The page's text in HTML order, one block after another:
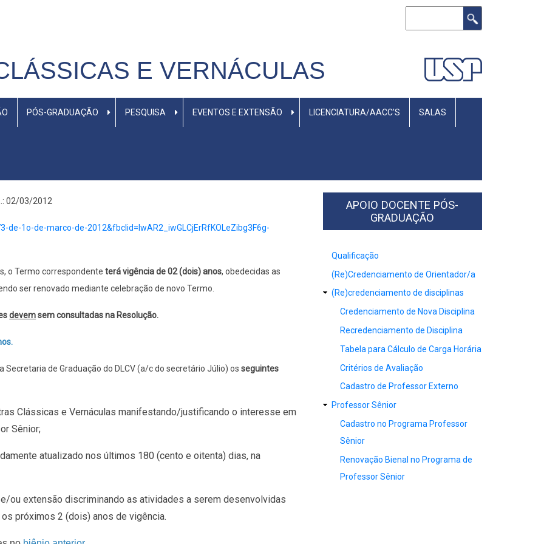
E VERNÁCULAS
PÓS-GRADUAÇÃO PESQUISA EVENTOS E EXTENSÃO LICENCIATURA/AACC'S SALAS
02/03/2012
1o-de-marco-de-2012&fbclid=IwAR2_iwGLCjErRfKOLeZibg3F6g-
o Termo correspondente terá vigência de 02 (dois) anos, obedecidas as
ser renovado mediante celebração de novo Termo.
devemsem consultadas ​​​​​​​na Resolução.
Secretaria de Graduação do DLCV (a/c do secretário Júlio) os seguintes
Clássicas e Vernáculas manifestando/justificando o interesse em
Sênior;
atualizado nos últimos 180 (cento e oitenta) dias, na
ou extensão discriminando as atividades a serem desenvolvidas
próximos 2 (dois) anos de vigência.
APOIO DOCENTE PÓS-
GRADUAÇÃO
Qualificação
(Re)Credenciamento de Orientador/a
(Re)credenciamento de disciplinas
Credenciamento de Nova Disciplina
Recredenciamento de Disciplina
Tabela para Cálculo de Carga Horária
Critérios de Avaliação
Cadastro de Professor Externo
Professor Sênior
Cadastro no Programa Professor
Sênior
Renovação Bienal no Programa de
Professor Sênior